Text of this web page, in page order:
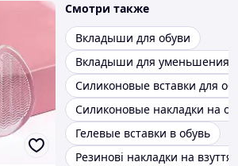
Смотри также
Вкладыши для обуви
Вкладыши для уменьшения
Силиконовые вставки для
Силиконовые накладки на
Гелевые вставки в обувь
Резинові накладки на взуття